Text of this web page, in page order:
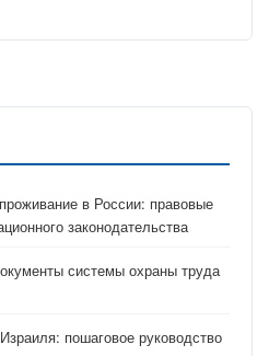
в России: правовые
законодательства
системы охраны труда
пошаговое руководство